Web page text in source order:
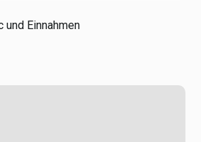
Einnahmen